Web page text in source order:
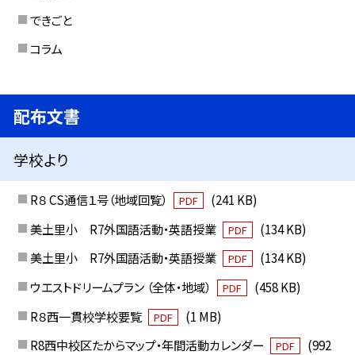
できごと
コラム
配布文書
学校より
R８ CS通信１号（地域回覧） PDF
(241 KB)
美土里小 R7外国語活動・英語授業
PDF
(134 KB)
美土里小 R7外国語活動・英語授業
PDF
(134 KB)
ウエストドリームプラン （全体・地域）
PDF
(458 KB)
R８西一貫校学校要覧
PDF
(1 MB)
R8西中校区たからマップ・年間活動カレンダー
PDF
(992